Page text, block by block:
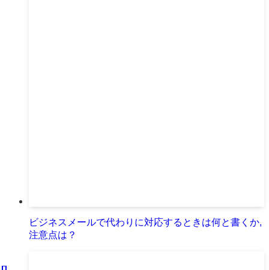
ビジネスメールで代わりに対応するときは何と書くか,
注意点は？